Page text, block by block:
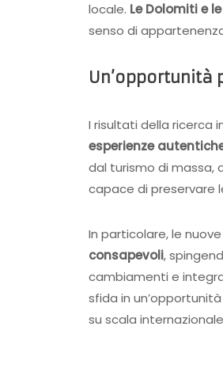
locale. Le Dolomiti e
senso di
I risultati della ricerca
esperienze
dal turismo di massa,
capace di preservare
In particolare, le
consapevoli,
cambiamenti e
sfida in
su scala